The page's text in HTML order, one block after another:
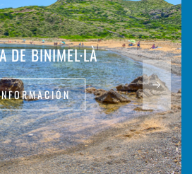
DE BINIMEL·LÀ